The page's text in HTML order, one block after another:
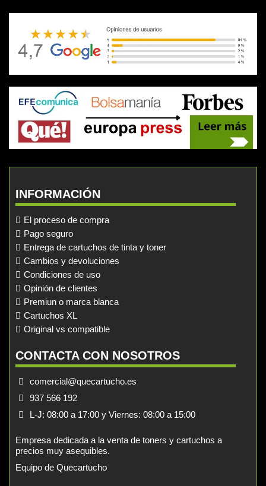
INFORMACIÓN
El proceso de compra
Pago seguro
Entrega de cartuchos de tinta y toner
Cambios y devoluciones
Condiciones de uso
Opinión de clientes
Premiun o marca blanca
Cartuchos XL
Original vs compatible
CONTACTA CON NOSOTROS
comercial@quecartucho.es
937 566 192
L-J: 08:00 a 17:00 y Viernes: 08:00 a 15:00
Empresa dedicada a la venta de toners y cartuchos a
precios muy asequibles.
Equipo de Quecartucho